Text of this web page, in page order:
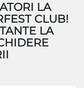
LA
CLUB!
LA